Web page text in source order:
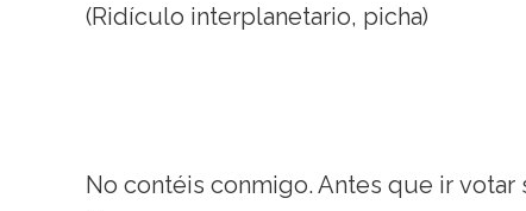
(Ridículo interplanetario, picha)
No contéis conmigo. Antes que ir votar